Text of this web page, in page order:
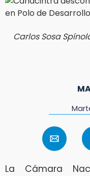
Carlos Sosa
La Cámara